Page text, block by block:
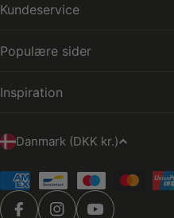
Kundeservice
Populære sider
Inspiration
L
n
d
Danmark (DKK kr.)
Betalingsmetoder